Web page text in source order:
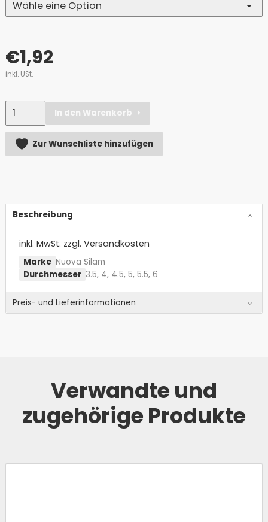
€1,92
inkl. USt.
Anzahl
In den Warenkorb
Alternative:
Zur Wunschliste hinzufügen
Beschreibung
inkl. MwSt. zzgl. Versandkosten
Nuova Silam
Marke
3.5, 4, 4.5, 5, 5.5, 6
Durchmesser
Preis- und Lieferinformationen
Verwandte und
zugehörige Produkte